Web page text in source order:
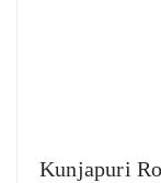
Kunjapuri